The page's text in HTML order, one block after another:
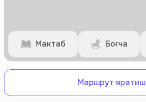
Мактаб Боғча
Маршрут яратиш